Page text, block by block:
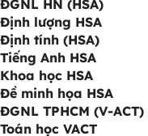
ĐGNL HN (HSA)
Định lượng HSA
Định tính (HSA)
Tiếng Anh HSA
Khoa học HSA
Đề minh họa HSA
ĐGNL TPHCM (V-ACT)
Toán học VACT